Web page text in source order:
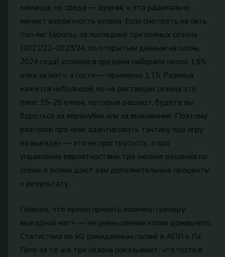
команда, но среда — другая, и это радикально
меняет вероятность успеха. Если смотреть на пять
топ‑лиг Европы, за последние три полных сезона
(2021/22–2023/24, по открытым данным на осень
2024 года) хозяева в среднем набирали около 1,65
очка за матч, а гости — примерно 1,15. Разница
кажется небольшой, но на дистанции сезона это
плюс 15–20 очков, которые решают, будете вы
бороться за еврокубки или за выживание. Поэтому
разговор про «как адаптировать тактику под игру
на выезде» — это не про трусость, а про
управление вероятностями, где мелкие решения по
схеме и ролям дают вам дополнительные проценты
к результату.
Главное, что нужно принять новичку‑тренеру:
выездной матч — не уменьшенная копия домашнего.
Статистика по xG (ожидаемым голам) в АПЛ и Ла
Лиге за те же три сезона показывает, что гости в